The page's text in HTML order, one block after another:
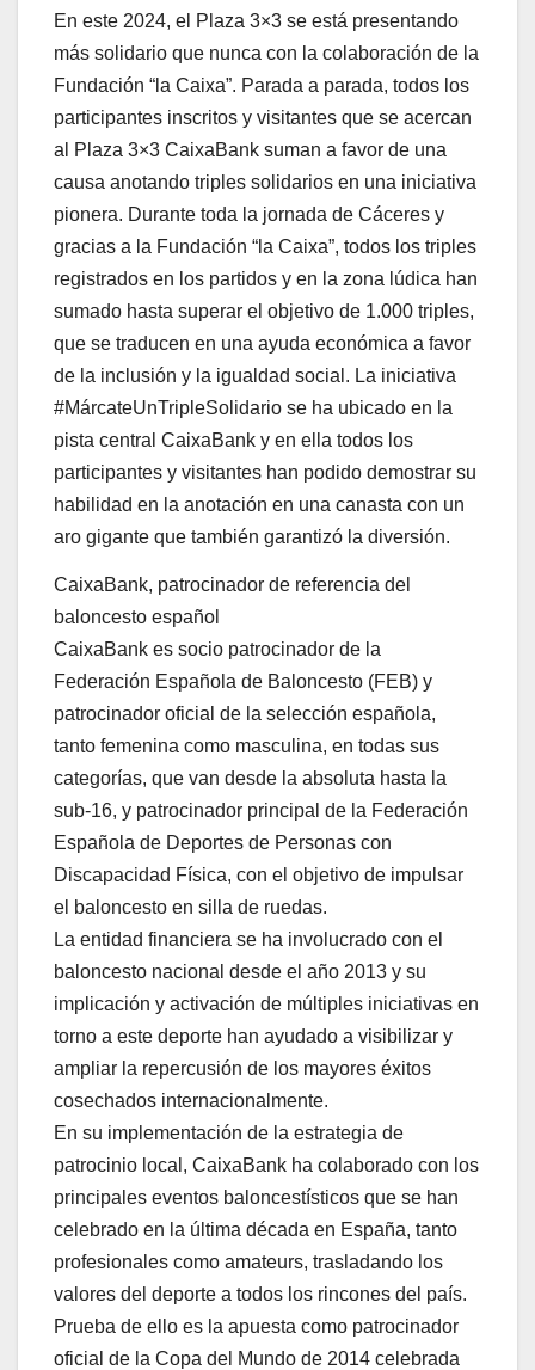
En este 2024, el Plaza 3×3 se está presentando
más solidario que nunca con la colaboración de la
Fundación “la Caixa”. Parada a parada, todos los
participantes inscritos y visitantes que se acercan
al Plaza 3×3 CaixaBank suman a favor de una
causa anotando triples solidarios en una iniciativa
pionera. Durante toda la jornada de Cáceres y
gracias a la Fundación “la Caixa”, todos los triples
registrados en los partidos y en la zona lúdica han
sumado hasta superar el objetivo de 1.000 triples,
que se traducen en una ayuda económica a favor
de la inclusión y la igualdad social. La iniciativa
#MárcateUnTripleSolidario se ha ubicado en la
pista central CaixaBank y en ella todos los
participantes y visitantes han podido demostrar su
habilidad en la anotación en una canasta con un
aro gigante que también garantizó la diversión.
CaixaBank, patrocinador de referencia del
baloncesto español
CaixaBank es socio patrocinador de la
Federación Española de Baloncesto (FEB) y
patrocinador oficial de la selección española,
tanto femenina como masculina, en todas sus
categorías, que van desde la absoluta hasta la
sub-16, y patrocinador principal de la Federación
Española de Deportes de Personas con
Discapacidad Física, con el objetivo de impulsar
el baloncesto en silla de ruedas.
La entidad financiera se ha involucrado con el
baloncesto nacional desde el año 2013 y su
implicación y activación de múltiples iniciativas en
torno a este deporte han ayudado a visibilizar y
ampliar la repercusión de los mayores éxitos
cosechados internacionalmente.
En su implementación de la estrategia de
patrocinio local, CaixaBank ha colaborado con los
principales eventos baloncestísticos que se han
celebrado en la última década en España, tanto
profesionales como amateurs, trasladando los
valores del deporte a todos los rincones del país.
Prueba de ello es la apuesta como patrocinador
oficial de la Copa del Mundo de 2014 celebrada